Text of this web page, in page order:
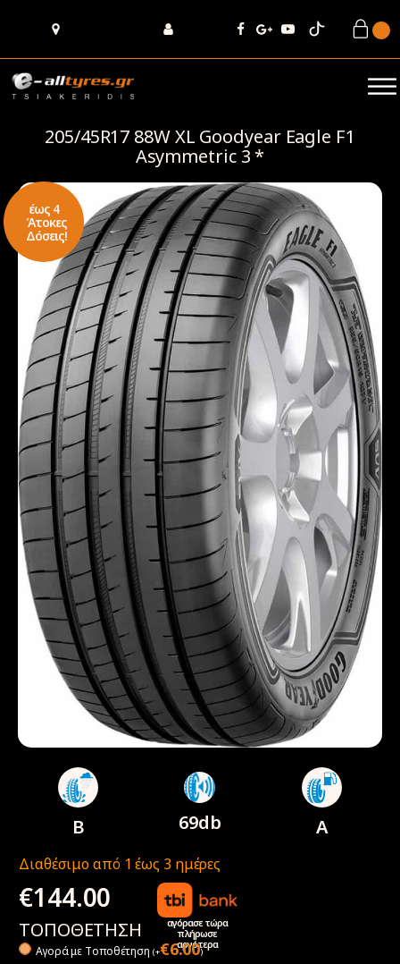
205/45R17 88W XL Goodyear Eagle F1
Asymmetric 3 *
έως 4
Άτοκες
Δόσεις!
B 69db A
Διαθέσιμο από 1 έως 3 ημέρες
€144.00
αγόρασε τώρα
πλήρωσε
αργότερα
ΤΟΠΟΘΕΤΗΣΗ
Αγορά με Tοποθέτηση (+€6.00)